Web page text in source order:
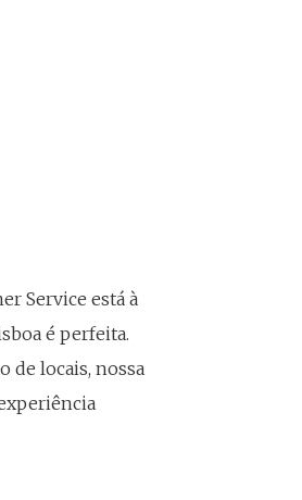
Service está à
é perfeita.
de locais, nossa